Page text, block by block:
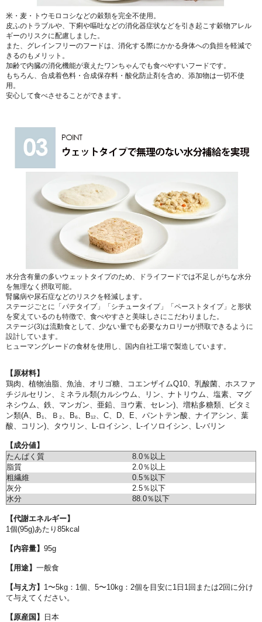
米・麦・トウモロコシなどの穀類を完全不使用。
皮ふのトラブルや、下痢や嘔吐などの消化器症状などを引き起こす穀物アレル
ギーのリスクに配慮しました。
また、グレインフリーのフードは、消化する際にかかる身体への負担を軽減で
きるのもメリット。
加齢で内臓の消化機能が衰えたワンちゃんでも食べやすいフードです。
もちろん、合成着色料・合成保存料・酸化防止剤を含め、添加物は一切不使
用。
安心して食べさせることができます。
水分含有量の多いウェットタイプのため、ドライフードでは不足しがちな水分
を無理なく摂取可能。
腎臓病や尿石症などのリスクを軽減します。
ステージごとに「パテタイプ」「シチュータイプ」「ペーストタイプ」と形状
を変えているのも特徴で、食べやすさと美味しさにこだわりました。
ステージ(3)は流動食として、少ない量でも必要なカロリーが摂取できるように
設計しています。
ヒューマングレードの食材を使用し、国内自社工場で製造しています。
【原材料】
鶏肉、植物油脂、魚油、オリゴ糖、コエンザイムQ10、乳酸菌、ホスファ
チジルセリン、ミネラル類(カルシウム、リン、ナトリウム、塩素、マグ
ネシウム、鉄、マンガン、亜鉛、ヨウ素、セレン)、増粘多糖類、ビタミ
ン類(A、B₁、Ｂ₂、B₆、B₁₂、C、D、E、パントテン酸、ナイアシン、葉
酸、コリン)、タウリン、L-ロイシン、L-イソロイシン、L-バリン
【成分値】
たんぱく質
8.0％以上
脂質
2.0％以上
粗繊維
0.5％以下
灰分
2.5％以下
水分
88.0％以下
【代謝エネルギー】
1個(95g)あたり85kcal
【内容量】 95g
【用途】 一般食
【与え方】 1〜5kg：1個、5〜10kg：2個を目安に1日1回または2回に分け
て与えてください。
【原産国】 日本